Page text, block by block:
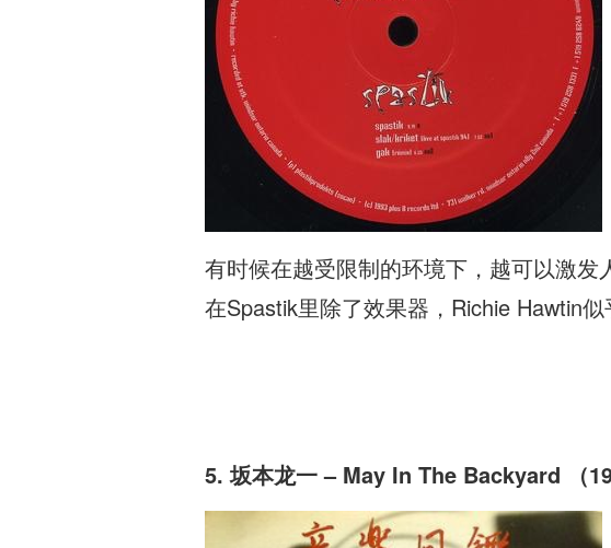
有时候在越受限制的环境下，越可以激发
在Spastik里除了效果器，Richie Hawtin
5. 坂本龙一 – May In The Backyard （